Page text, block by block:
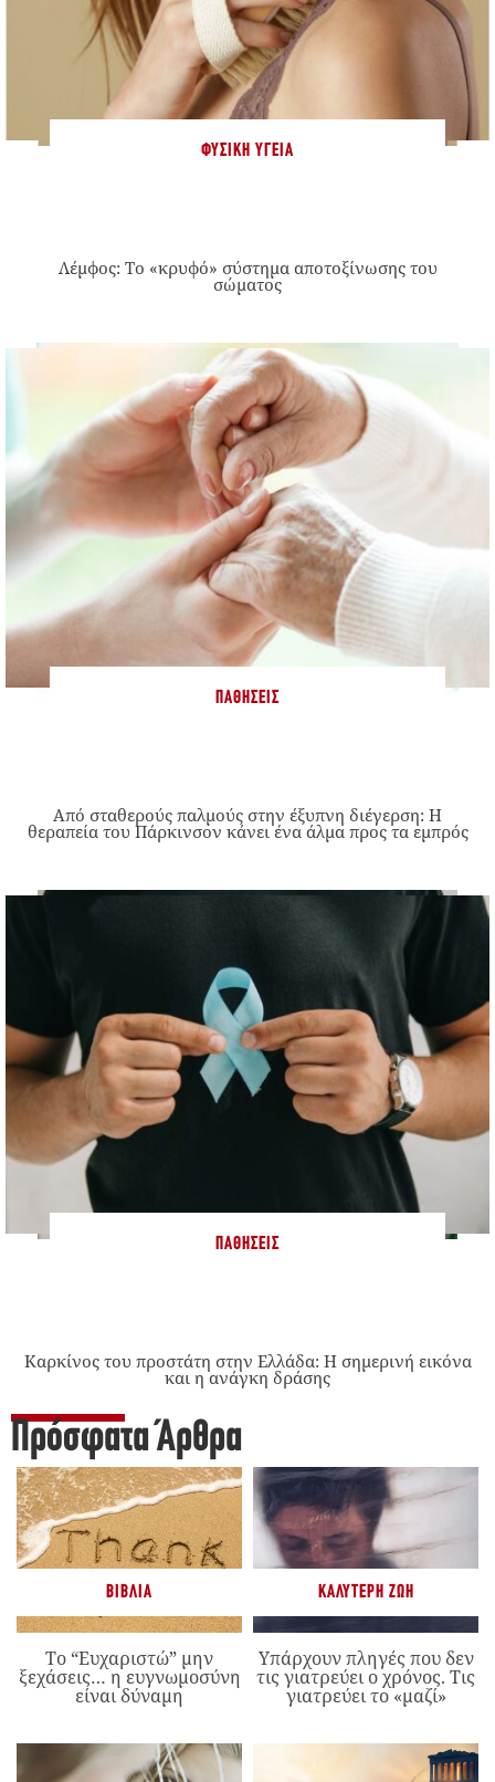
ΦΥΣΙΚΉ ΥΓΕΊΑ
Λέμφος: Το «κρυφό» σύστημα αποτοξίνωσης του
σώματος
ΠΑΘΉΣΕΙΣ
Από σταθερούς παλμούς στην έξυπνη διέγερση: Η
θεραπεία του Πάρκινσον κάνει ένα άλμα προς τα εμπρός
ΠΑΘΉΣΕΙΣ
Καρκίνος του προστάτη στην Ελλάδα: Η σημερινή εικόνα
και η ανάγκη δράσης
Πρόσφατα Άρθρα
ΒΙΒΛΊΑ
Το “Ευχαριστώ” μην
ξεχάσεις… η ευγνωμοσύνη
είναι δύναμη
ΚΑΛΎΤΕΡΗ ΖΩΉ
Υπάρχουν πληγές που δεν
τις γιατρεύει ο χρόνος. Τις
γιατρεύει το «μαζί»